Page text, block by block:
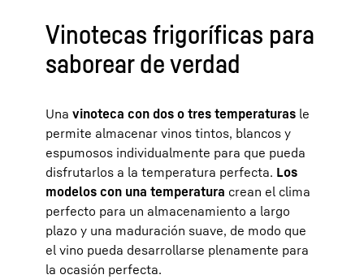
Vinotecas frigoríficas para
saborear de verdad
Una vinoteca con dos o tres temperaturas le
permite almacenar vinos tintos, blancos y
espumosos individualmente para que pueda
disfrutarlos a la temperatura perfecta. Los
modelos con una temperatura crean el clima
perfecto para un almacenamiento a largo
plazo y una maduración suave, de modo que
el vino pueda desarrollarse plenamente para
la ocasión perfecta.